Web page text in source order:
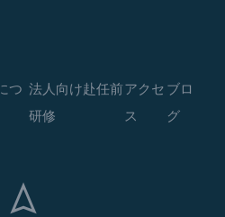
つ 法人向け赴任前
研修
アクセ
ス
ブロ
グ